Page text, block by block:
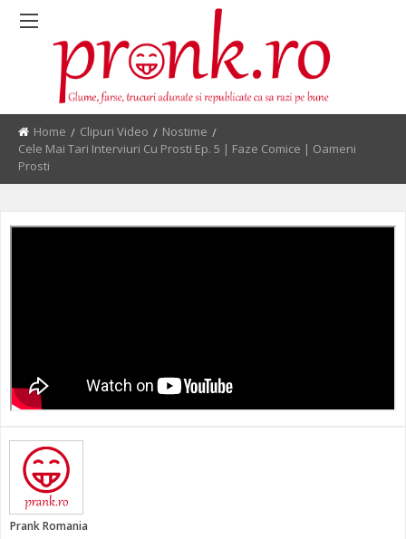
Home Clipuri Video
Nostime
Current:
Cele Mai Tari Interviuri Cu Prosti Ep. 5 | Faze Comice | Oameni
Prosti
Prank Romania